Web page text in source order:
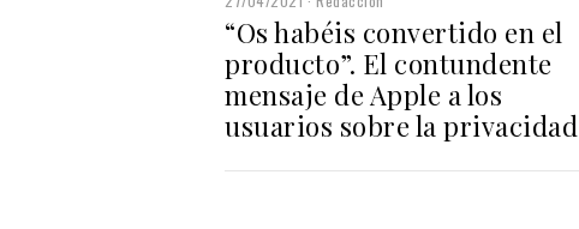
“Os habéis convertido en el
producto”. El contundente
mensaje de Apple a los
usuarios sobre la privacidad